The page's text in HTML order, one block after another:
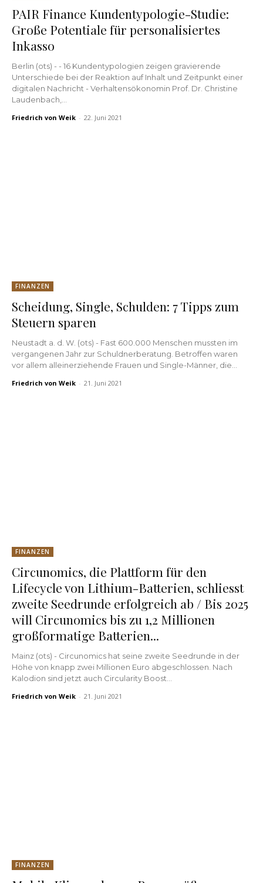
PAIR Finance Kundentypologie-Studie:
Große Potentiale für personalisiertes
Inkasso
Berlin (ots) - - 16 Kundentypologien zeigen gravierende
Unterschiede bei der Reaktion auf Inhalt und Zeitpunkt einer
digitalen Nachricht - Verhaltensökonomin Prof. Dr. Christine
Laudenbach,...
Friedrich von Weik - 22. Juni 2021
FINANZEN
Scheidung, Single, Schulden: 7 Tipps zum
Steuern sparen
Neustadt a. d. W. (ots) - Fast 600.000 Menschen mussten im
vergangenen Jahr zur Schuldnerberatung. Betroffen waren
vor allem alleinerziehende Frauen und Single-Männer, die...
Friedrich von Weik - 21. Juni 2021
FINANZEN
Circunomics, die Plattform für den
Lifecycle von Lithium-Batterien, schliesst
zweite Seedrunde erfolgreich ab / Bis 2025
will Circunomics bis zu 1,2 Millionen
großformatige Batterien...
Mainz (ots) - Circunomics hat seine zweite Seedrunde in der
Höhe von knapp zwei Millionen Euro abgeschlossen. Nach
Kalodion sind jetzt auch Circularity Boost...
Friedrich von Weik - 21. Juni 2021
FINANZEN